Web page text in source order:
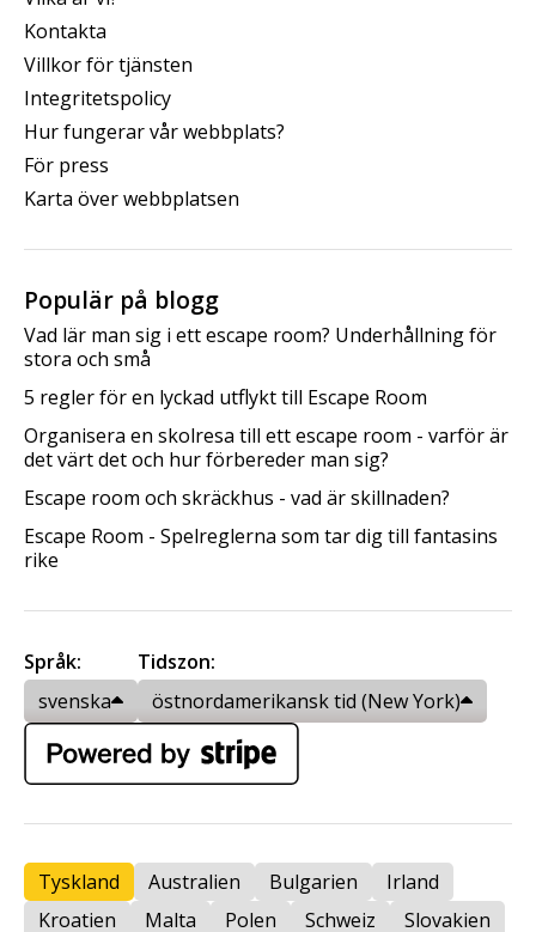
Kontakta
Villkor för tjänsten
Integritetspolicy
Hur fungerar vår webbplats?
För press
Karta över webbplatsen
Populär på blogg
Vad lär man sig i ett escape room? Underhållning för
stora och små
5 regler för en lyckad utflykt till Escape Room
Organisera en skolresa till ett escape room - varför är
det värt det och hur förbereder man sig?
Escape room och skräckhus - vad är skillnaden?
Escape Room - Spelreglerna som tar dig till fantasins
rike
Språk:
svenska
Tidszon:
östnordamerikansk tid (New York)
Tyskland Australien Bulgarien
Irland
Kroatien
Malta Polen Schweiz Slovakien